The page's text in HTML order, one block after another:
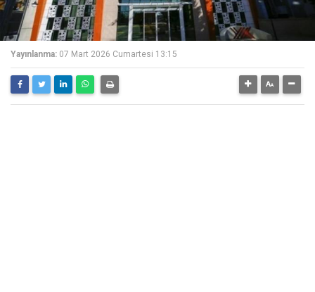
Yayınlanma: 07 Mart 2026 Cumartesi 13:15